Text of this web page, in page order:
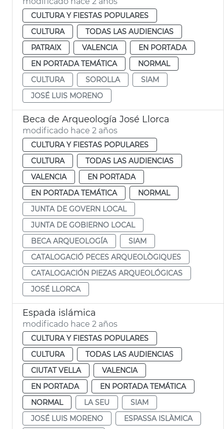
CULTURA Y FIESTAS POPULARES
CULTURA
TODAS LAS AUDIENCIAS
PATRAIX
VALENCIA
EN PORTADA
EN PORTADA TEMÁTICA
NORMAL
CULTURA
SOROLLA
SIAM
JOSÉ LUIS MORENO
Beca de Arqueología José Llorca
modificado hace 2 años
CULTURA Y FIESTAS POPULARES
CULTURA
TODAS LAS AUDIENCIAS
VALENCIA
EN PORTADA
EN PORTADA TEMÁTICA
NORMAL
JUNTA DE GOVERN LOCAL
JUNTA DE GOBIERNO LOCAL
BECA ARQUEOLOGÍA
SIAM
CATALOGACIÓ PECES ARQUEOLÒGIQUES
CATALOGACIÓN PIEZAS ARQUEOLÓGICAS
JOSÉ LLORCA
Espada islámica
modificado hace 2 años
CULTURA Y FIESTAS POPULARES
CULTURA
TODAS LAS AUDIENCIAS
CIUTAT VELLA
VALENCIA
EN PORTADA
EN PORTADA TEMÁTICA
NORMAL
LA SEU
SIAM
JOSÉ LUIS MORENO
ESPASSA ISLÀMICA